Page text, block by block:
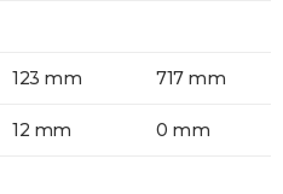
123 mm 717 mm
12 mm 0 mm